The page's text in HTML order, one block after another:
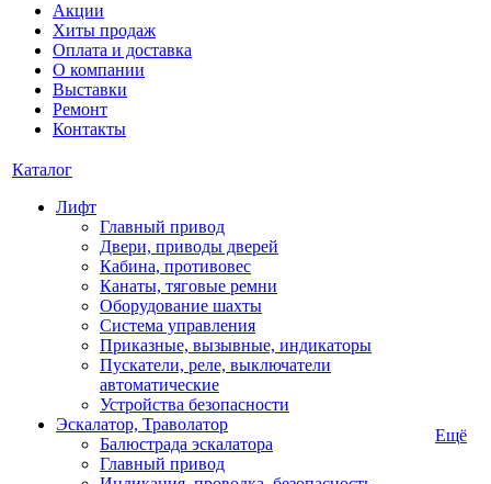
Акции
Хиты продаж
Оплата и доставка
О компании
Выставки
Ремонт
Контакты
Каталог
Лифт
Главный привод
Двери, приводы дверей
Кабина, противовес
Канаты, тяговые ремни
Оборудование шахты
Система управления
Приказные, вызывные, индикаторы
Пускатели, реле, выключатели
автоматические
Устройства безопасности
Эскалатор, Траволатор
Балюстрада эскалатора
Главный привод
Ещё